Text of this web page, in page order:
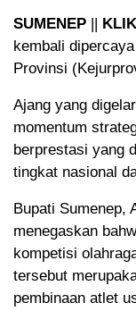
SUMENEP
kembali
Provinsi
Ajang yang
momentum
berprestasi yang
tingkat nasional
Bupati Sumenep,
menegaskan
kompetisi
tersebut
pembinaan atlet